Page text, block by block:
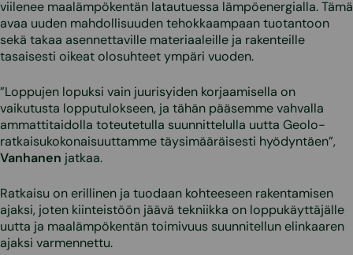
viilenee maalämpökentän latautuessa lämpöenergialla. Tämä
avaa uuden mahdollisuuden tehokkaampaan tuotantoon
sekä takaa asennettaville materiaaleille ja rakenteille
tasaisesti oikeat olosuhteet ympäri vuoden.
”Loppujen lopuksi vain juurisyiden korjaamisella on
vaikutusta lopputulokseen, ja tähän pääsemme vahvalla
ammattitaidolla toteutetulla suunnittelulla uutta Geolo-
ratkaisukokonaisuuttamme täysimääräisesti hyödyntäen”,
Vanhanen jatkaa.
Ratkaisu on erillinen ja tuodaan kohteeseen rakentamisen
ajaksi, joten kiinteistöön jäävä tekniikka on loppukäyttäjälle
uutta ja maalämpökentän toimivuus suunnitellun elinkaaren
ajaksi varmennettu.